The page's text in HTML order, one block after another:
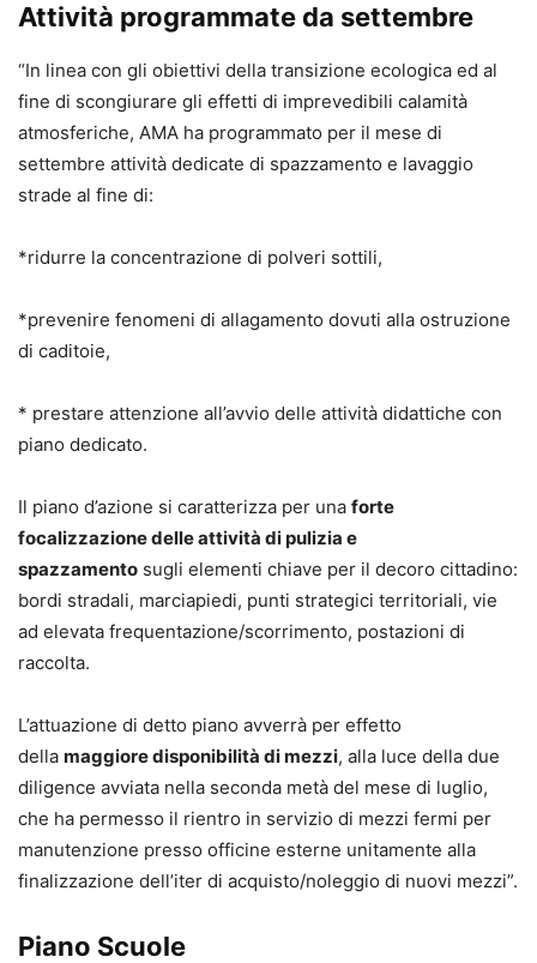
Attività programmate da settembre
“In linea con gli obiettivi della transizione ecologica ed al
fine di scongiurare gli effetti di imprevedibili calamità
atmosferiche, AMA ha programmato per il mese di
settembre attività dedicate di spazzamento e lavaggio
strade al fine di:
*ridurre la concentrazione di polveri sottili,
*prevenire fenomeni di allagamento dovuti alla ostruzione
di caditoie,
* prestare attenzione all’avvio delle attività didattiche con
piano dedicato.
Il piano d’azione si caratterizza per una forte
focalizzazione delle attività di pulizia e
spazzamento sugli elementi chiave per il decoro cittadino:
bordi stradali, marciapiedi, punti strategici territoriali, vie
ad elevata frequentazione/scorrimento, postazioni di
raccolta.
L’attuazione di detto piano avverrà per effetto
della maggiore disponibilità di mezzi, alla luce della due
diligence avviata nella seconda metà del mese di luglio,
che ha permesso il rientro in servizio di mezzi fermi per
manutenzione presso officine esterne unitamente alla
finalizzazione dell’iter di acquisto/noleggio di nuovi mezzi”.
Piano Scuole